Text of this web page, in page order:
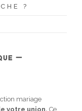
?
–
mariage
votre union. Ce